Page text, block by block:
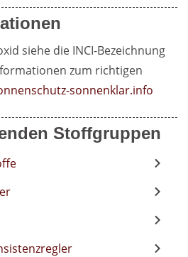
siehe die INCI-Bezeichnung
zum richtigen
sonnenklar.info
Stoffgruppen